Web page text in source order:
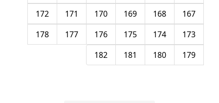
167
168
169
170
171
172
173
174
175
176
177
178
179
180
181
182